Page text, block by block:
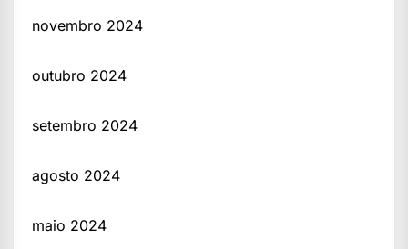
novembro 2024
outubro 2024
setembro 2024
agosto 2024
maio 2024